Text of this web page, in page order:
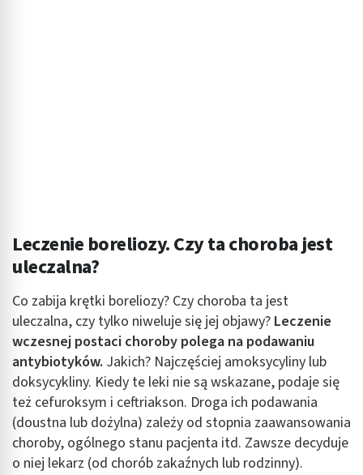
Leczenie boreliozy. Czy ta choroba jest
uleczalna?
Co zabija krętki boreliozy? Czy choroba ta jest
uleczalna, czy tylko niweluje się jej objawy? Leczenie
wczesnej postaci choroby polega na podawaniu
antybiotyków. Jakich? Najczęściej amoksycyliny lub
doksycykliny. Kiedy te leki nie są wskazane, podaje się
też cefuroksym i ceftriakson. Droga ich podawania
(doustna lub dożylna) zależy od stopnia zaawansowania
choroby, ogólnego stanu pacjenta itd. Zawsze decyduje
o niej lekarz (od chorób zakaźnych lub rodzinny).